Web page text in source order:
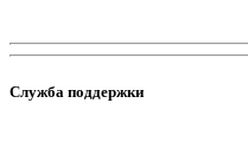
Служба поддержки